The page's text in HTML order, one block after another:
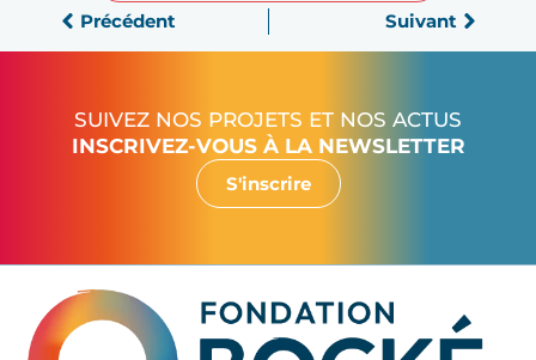
Précédent
Suivant
SUIVEZ NOS PROJETS ET NOS ACTUS
INSCRIVEZ-VOUS À LA NEWSLETTER
S'inscrire